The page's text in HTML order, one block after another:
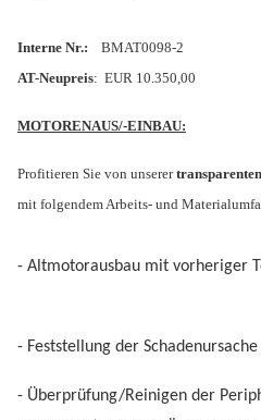
Interne Nr.:
BMAT0098-2
AT-Neupreis: EUR 10.350,00
MOTORENAUS/-EINBAU:
Profitieren Sie von unserertransparenten
mit folgendem Arbeits- und
- Altmotorausbau mit vorheriger
- Feststellung der
- Überprüfung/Reinigen der